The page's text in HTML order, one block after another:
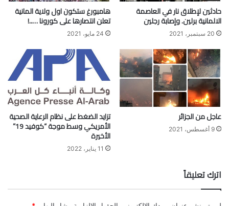
حادثين لإطلاق نار في العاصمة
الالمانية برلين. وإصابة رجلين
20 سبتمبر، 2021
هامبورغ ستكون اول ولاية المانية
تعلن انتصارها على كورونا …..!
24 مايو، 2021
عاجل من الجزائر
9 أغسطس، 2021
تزايد الضغط على نظام الرعاية الصحية
الأمريكي وسط موجة “كوفيد 19”
الأخيرة
11 يناير، 2022
اترك تعليقاً